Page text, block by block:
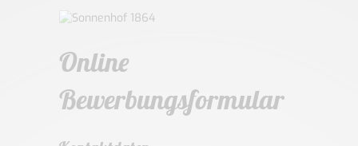
Online
Bewerbungsformular